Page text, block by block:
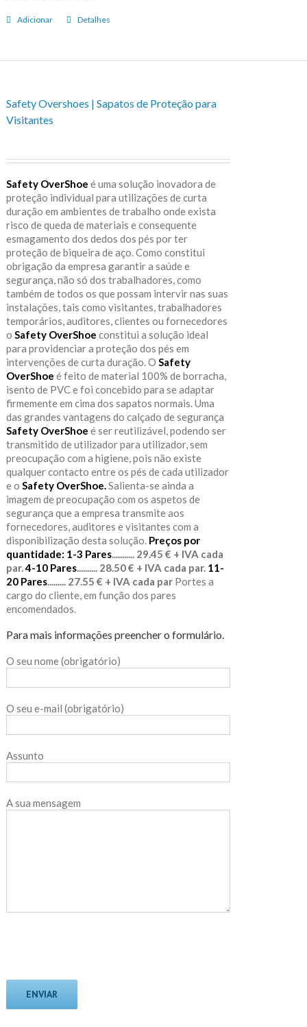
Adicionar Detalhes
Safety Overshoes | Sapatos de Proteção para
Visitantes
Safety OverShoe é uma solução inovadora de
proteção individual para utilizações de curta
duração em ambientes de trabalho onde exista
risco de queda de materiais e consequente
esmagamento dos dedos dos pés por ter
proteção de biqueira de aço. Como constitui
obrigação da empresa garantir a saúde e
segurança, não só dos trabalhadores, como
também de todos os que possam intervir nas suas
instalações, tais como visitantes, trabalhadores
temporários, auditores, clientes ou fornecedores
o Safety OverShoe constitui a solução ideal
para providenciar a proteção dos pés em
intervenções de curta duração. O Safety
OverShoe é feito de material 100% de borracha,
isento de PVC e foi concebido para se adaptar
firmemente em cima dos sapatos normais. Uma
das grandes vantagens do calçado de segurança
Safety OverShoe é ser reutilizável, podendo ser
transmitido de utilizador para utilizador, sem
preocupação com a higiene, pois não existe
qualquer contacto entre os pés de cada utilizador
e o Safety OverShoe. Salienta-se ainda a
imagem de preocupação com os aspetos de
segurança que a empresa transmite aos
fornecedores, auditores e visitantes com a
disponibilização desta solução. Preços por
quantidade: 1-3 Pares........... 29.45 € + IVA cada
par. 4-10 Pares.......... 28.50 € + IVA cada par. 11-
20 Pares......... 27.55 € + IVA cada parPortes a
cargo do cliente, em função dos pares
encomendados.
Para mais informações preencher o formulário.
O seu nome (obrigatório)
O seu e-mail (obrigatório)
Assunto
A sua mensagem